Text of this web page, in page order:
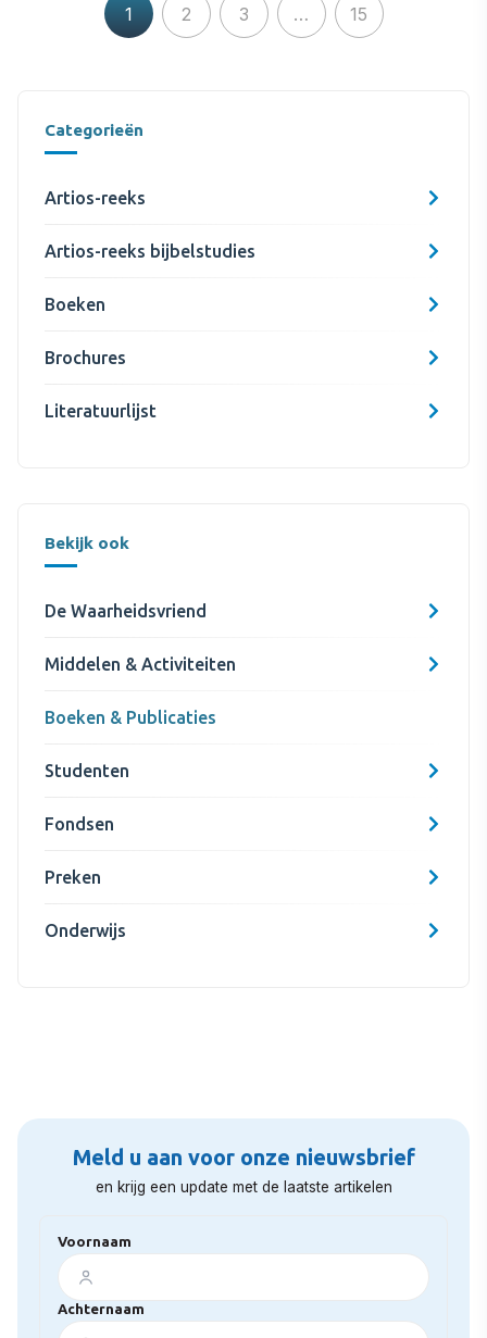
1 2 3 … 15
Categorieën
Artios-reeks
Artios-reeks bijbelstudies
Boeken
Brochures
Literatuurlijst
Bekijk ook
De Waarheidsvriend
Middelen & Activiteiten
Boeken & Publicaties
Studenten
Fondsen
Preken
Onderwijs
Meld u aan voor onze nieuwsbrief
en krijg een update met de laatste artikelen
Voornaam
Achternaam